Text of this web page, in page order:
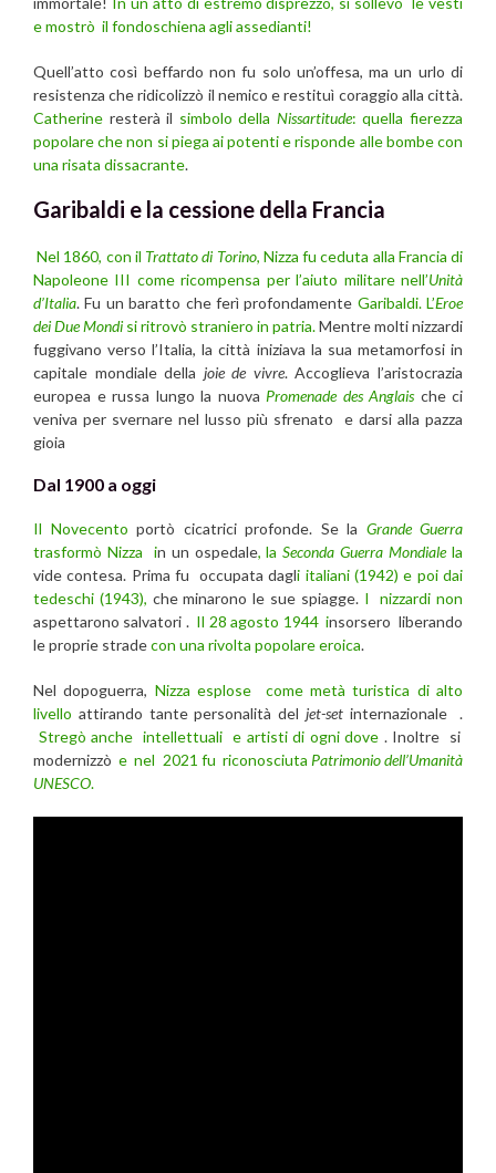
e mostrò il fondoschiena agli assedianti!
Quell’atto così beffardo non fu solo un’offesa, ma un urlo di
resistenza che ridicolizzò il nemico e restituì coraggio alla città.
Catherine resterà il simbolo della Nissartitude: quella fierezza
popolare che non si piega ai potenti e risponde alle bombe con
una risata dissacrante.
Garibaldi e la cessione della Francia
Nel 1860, con il Trattato di Torino, Nizza fu ceduta alla Francia di
Napoleone III come ricompensa per l’aiuto militare nell’Unità
d’Italia. Fu un baratto che ferì profondamente Garibaldi. L’Eroe
dei Due Mondi si ritrovò straniero in patria.Mentre molti nizzardi
fuggivano verso l’Italia, la città iniziava la sua metamorfosi in
capitale mondiale della joie de vivre. Accoglieva l’aristocrazia
europea e russa lungo la nuova Promenade des Anglaische ci
veniva per svernare nel lusso più sfrenato e darsi alla pazza
gioia
Dal 1900 a oggi
Il Novecento portò cicatrici profonde. Se la Grande Guerra
trasformò Nizza in un ospedale, laSeconda Guerra Mondialela
vide contesa. Prima fu occupata dagli italiani (1942) e poi dai
tedeschi (1943), che minarono le sue spiagge. I nizzardi non
aspettarono salvatori .Il 28 agosto 1944 insorsero liberando
le proprie stradecon una rivolta popolare eroica.
Nel dopoguerra, Nizza esplose come metà turistica di alto
livello attirando tante personalità del jet-setinternazionale .
Stregò anche intellettuali e artisti di ogni dove . Inoltre si
modernizzò e nel 2021 fu riconosciuta Patrimonio dell’Umanità
UNESCO.